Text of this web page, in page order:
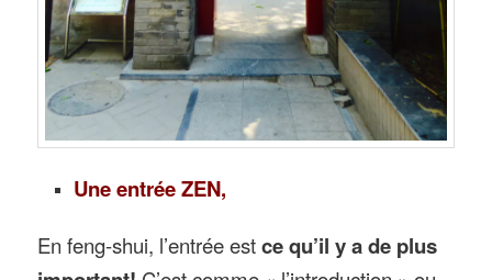
Une entrée ZEN,
En feng-shui, l’entrée estce qu’il y a de plus